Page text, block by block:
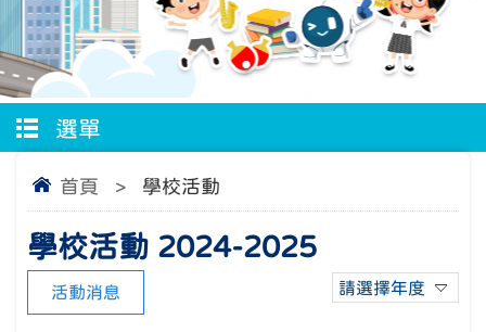
選單
首頁 > 學校活動
學校活動 2024-2025
請選擇年度
活動消息